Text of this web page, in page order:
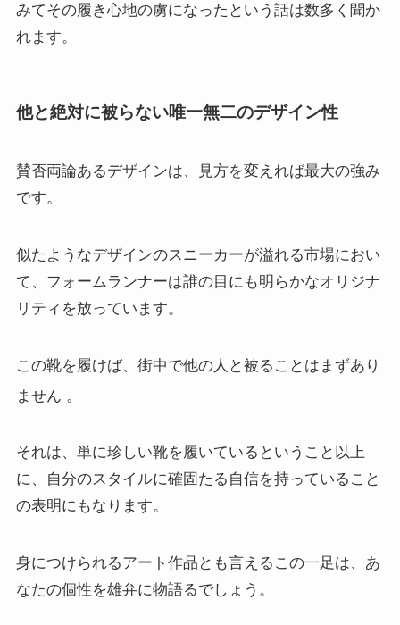
みてその履き心地の虜になったという話は数多く聞か
れます。
他と絶対に被らない唯一無二のデザイン性
賛否両論あるデザインは、見方を変えれば最大の強み
です。
似たようなデザインのスニーカーが溢れる市場におい
て、フォームランナーは誰の目にも明らかなオリジナ
リティを放っています。
この靴を履けば、街中で他の人と被ることはまずあり
ません 。
それは、単に珍しい靴を履いているということ以上
に、自分のスタイルに確固たる自信を持っていること
の表明にもなります。
身につけられるアート作品とも言えるこの一足は、あ
なたの個性を雄弁に物語るでしょう。